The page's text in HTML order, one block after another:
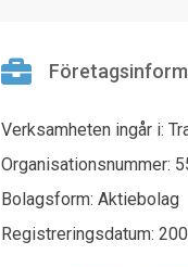
Verksamheten ingår i:
Organisationsnummer:
Bolagsform: Aktiebolag
Registreringsdatum: